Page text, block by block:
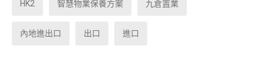
HK2 智慧物業保養方案 九倉置業
內地進出口 出口 進口